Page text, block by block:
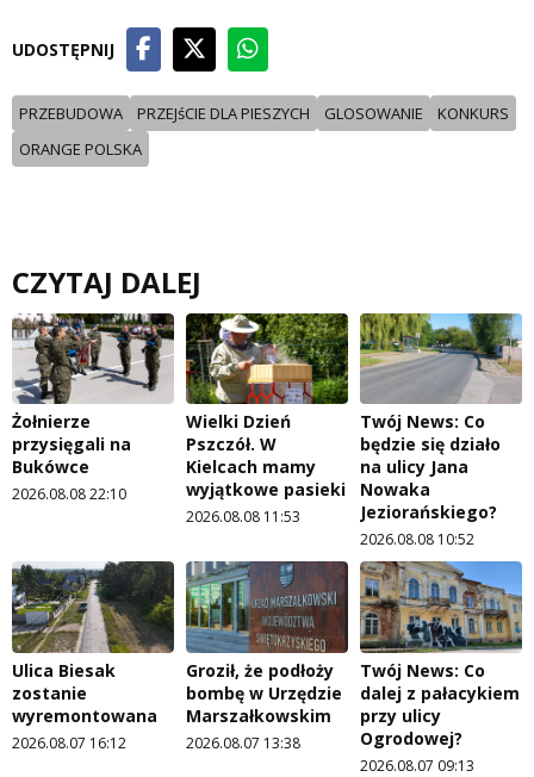
UDOSTĘPNIJ
PRZEBUDOWA PRZEJśCIE DLA PIESZYCH GLOSOWANIE
KONKURS
ORANGE POLSKA
CZYTAJ DALEJ
Żołnierze
przysięgali na
Bukówce
2026.08.08 22:10
Wielki Dzień
Pszczół. W
Kielcach mamy
wyjątkowe pasieki
2026.08.08 11:53
Twój News: Co
będzie się działo
na ulicy Jana
Nowaka
Jeziorańskiego?
2026.08.08 10:52
Ulica Biesak
zostanie
wyremontowana
2026.08.07 16:12
Groził, że podłoży
bombę w Urzędzie
Marszałkowskim
2026.08.07 13:38
Twój News: Co
dalej z pałacykiem
przy ulicy
Ogrodowej?
2026.08.07 09:13